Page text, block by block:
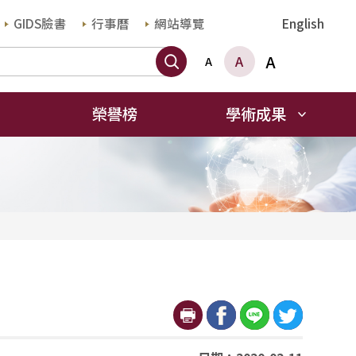
GIDS臉書 行事曆 網站導覽 English
搜尋A A A
榮譽榜 學術成果